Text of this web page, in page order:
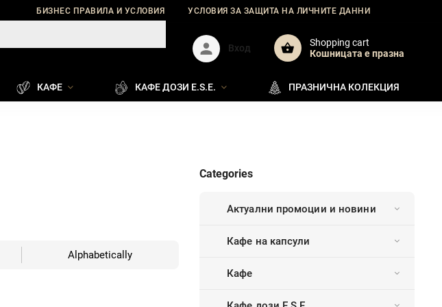
БИЗНЕС ПРАВИЛА И УСЛОВИЯ УСЛОВИЯ ЗА ЗАЩИТА НА ЛИЧНИТЕ ДАННИ
Shopping cart
Кошницата e празна
Вход
КАФЕ КАФЕ ДОЗИ E.S.E. ПРАЗНИЧНА КОЛЕКЦИЯ
Categories
Актуални промоции и новини
Кафе на капсули
Кафе
Alphabetically